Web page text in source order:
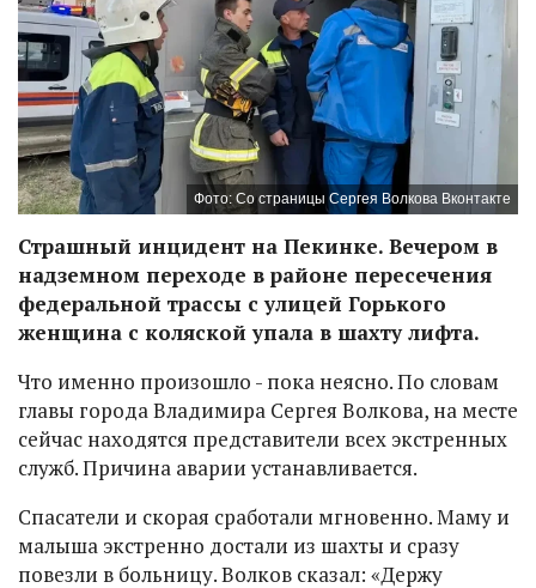
Фото: Со страницы Сергея Волкова Вконтакте
Страшный инцидент на Пекинке. Вечером в
надземном переходе в районе пересечения
федеральной трассы с улицей Горького
женщина с коляской упала в шахту лифта.
Что именно произошло - пока неясно. По словам
главы города Владимира Сергея Волкова, на месте
сейчас находятся представители всех экстренных
служб. Причина аварии устанавливается.
Спасатели и скорая сработали мгновенно. Маму и
малыша экстренно достали из шахты и сразу
повезли в больницу. Волков сказал: «Держу